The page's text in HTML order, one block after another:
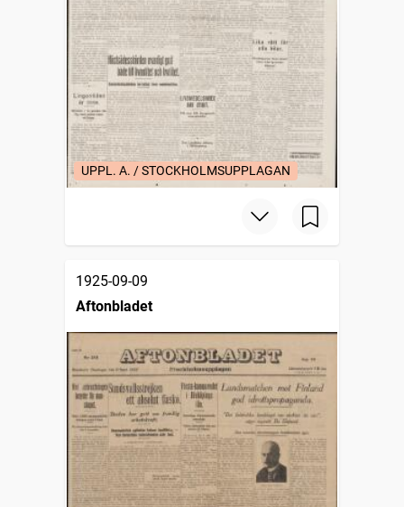
UPPL. A. / STOCKHOLMSUPPLAGAN
1925-09-09
Aftonbladet